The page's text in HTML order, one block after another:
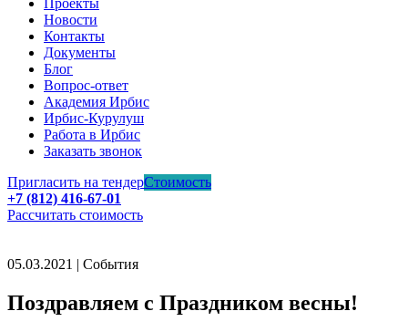
Проекты
Новости
Контакты
Документы
Блог
Вопрос-ответ
Академия Ирбис
Ирбис-Курулуш
Работа в Ирбис
Заказать звонок
Пригласить на тендерСтоимость
+7 (812) 416-67-01
Рассчитать стоимость
05.03.2021 | События
Поздравляем с Праздником весны!